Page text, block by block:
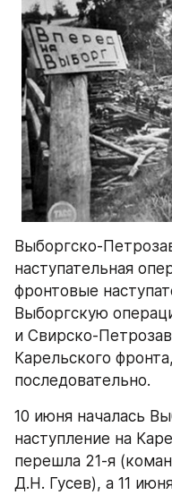
Выборгско-
наступательная
фронтовые
Выборгскую
и Свирско-
Карельского
последовательно.
10 июня началась
наступление на
перешла 21-я
Д.Н. Гусев), а 11